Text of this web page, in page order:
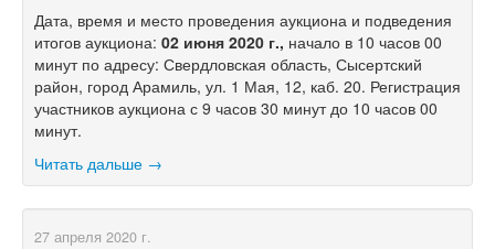
Дата, время и место проведения аукциона и подведения
итогов аукциона: 02 июня 2020 г., начало в 10 часов 00
минут по адресу: Свердловская область, Сысертский
район, город Арамиль, ул. 1 Мая, 12, каб. 20. Регистрация
участников аукциона с 9 часов 30 минут до 10 часов 00
минут.
Читать дальше →
27 апреля 2020 г.